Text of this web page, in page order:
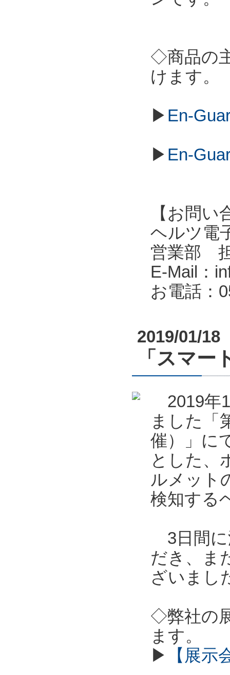
◇商品の
けます。
▶ En-
▶ En-
【お問い
ヘルツ電
営業部
E-Mail：
お電話：
2019/01/18
「スマ
2019年1
ました「
催）」に
とした、
ルメット
検知する
3日間に
だき、ま
ざいまし
◇弊社の
ます。
▶
【展